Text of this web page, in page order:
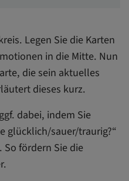
Legen Sie die Karten
in die Mitte. Nun
die sein aktuelles
dieses kurz.
dabei, indem Sie
glücklich/sauer/traurig?“
fördern Sie die